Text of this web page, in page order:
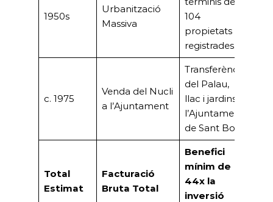
1950s
Urbanització
Massiva
104
propietats
registrades.
c. 1975
Venda del Nucli
a l’Ajuntament
Transferència
del Palau,
llac i jardins a
l’Ajuntament
de Sant Boi.
Total
Estimat
Facturació
Bruta Total
Benefici
mínim de
44x la
inversió